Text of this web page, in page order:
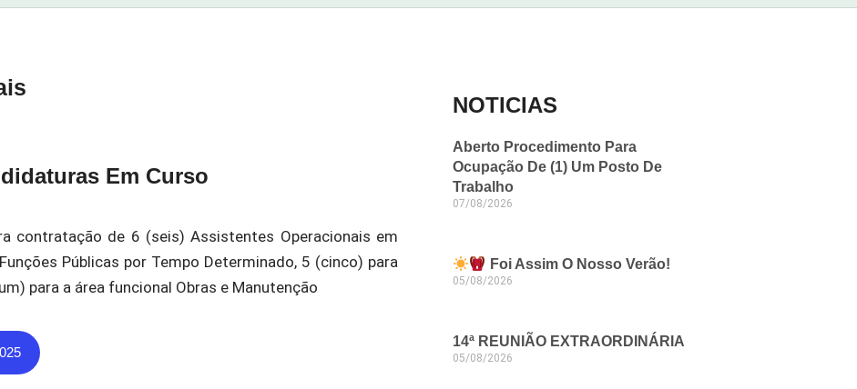
Em Curso
contratação de 6 (seis) Assistentes Operacionais em
Públicas por Tempo Determinado, 5 (cinco) para
para a área funcional Obras e Manutenção
NOTICIAS
Aberto Procedimento Para
Ocupação De (1) Um Posto De
Trabalho
07/08/2026
Foi Assim O Nosso Verão!
05/08/2026
14ª REUNIÃO EXTRAORDINÁRIA
05/08/2026